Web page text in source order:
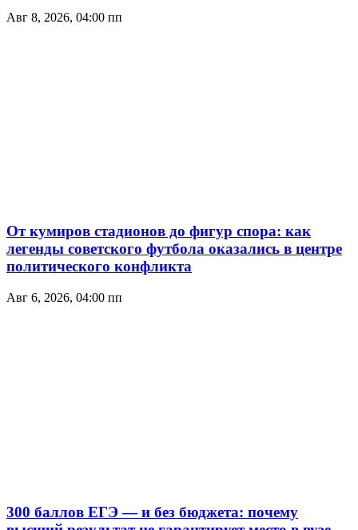
Авг 8, 2026, 04:00 пп
От кумиров стадионов до фигур спора: как
легенды советского футбола оказались в центре
политического конфликта
Авг 6, 2026, 04:00 пп
300 баллов ЕГЭ — и без бюджета: почему